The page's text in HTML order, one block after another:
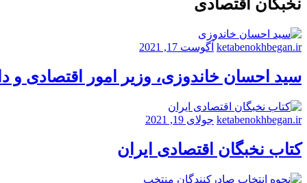
نخبگان اقتصادی
ketabenokhbegan.ir آگوست 17, 2021
سید احسان خاندوزی، وزیر امور اقتصادی و
ketabenokhbegan.ir جولای 19, 2021
کتاب نخبگان اقتصادی ایران